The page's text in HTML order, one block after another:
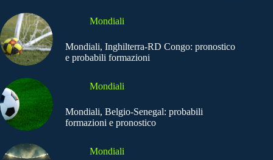
Mondiali
Mondiali, Inghilterra-RD Congo: pronostico
e probabili formazioni
Mondiali
Mondiali, Belgio-Senegal: probabili
formazioni e pronostico
Mondiali